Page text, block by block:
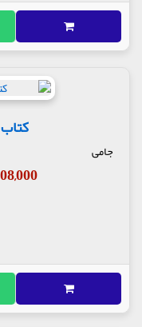
جامی
408,000